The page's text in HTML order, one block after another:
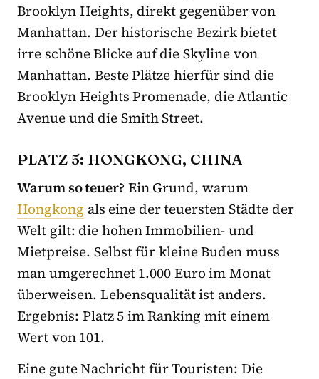
Brooklyn Heights, direkt gegenüber von
Manhattan. Der historische Bezirk bietet
irre schöne Blicke auf die Skyline von
Manhattan. Beste Plätze hierfür sind die
Brooklyn Heights Promenade, die Atlantic
Avenue und die Smith Street.
PLATZ 5: HONGKONG, CHINA
Warum so teuer? Ein Grund, warum
Hongkong als eine der teuersten Städte der
Welt gilt: die hohen Immobilien- und
Mietpreise. Selbst für kleine Buden muss
man umgerechnet 1.000 Euro im Monat
überweisen. Lebensqualität ist anders.
Ergebnis: Platz 5 im Ranking mit einem
Wert von 101.
Eine gute Nachricht für Touristen: Die